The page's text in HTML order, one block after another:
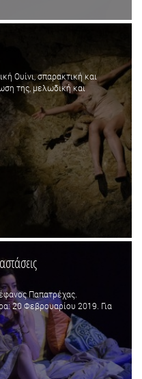
Ουίνι, σπαρακτική και
της, μελωδική και
Παπατρέχας.
20 Φεβρουαρίου 2019. Για